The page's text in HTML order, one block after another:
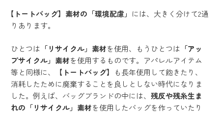
【トートバッグ】素材の「環境配慮」 には、大きく分けて2通
りあります。
ひとつは 「リサイクル」素材を使用、もうひとつは 「アッ
プサイクル」素材を使用するものです。アパレルアイテム
等と同様に、
【トートバッグ】
も長年使用して飽きたり、
消耗したために廃棄することを良しとしない時代になりま
した。例えば、バッグブランドの中には、残反や残糸生ま
れの「リサイクル」素材を使用したバッグを作っていたり